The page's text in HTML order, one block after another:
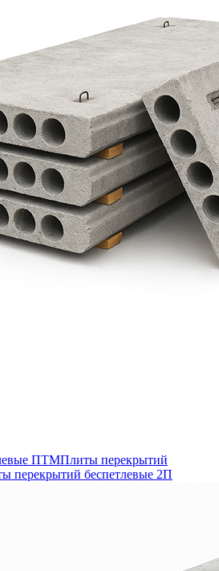
ПТМПлиты перекрытий
перекрытий беспетлевые 2П